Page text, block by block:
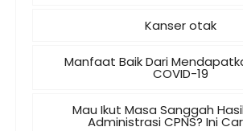
Kanser otak
Manfaat Baik Dari
COVID-19
Mau Ikut Masa Sanggah
Administrasi CPNS? Ini